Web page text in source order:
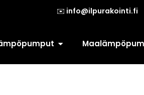
✉️ info@ilpurakointi.fi
Open